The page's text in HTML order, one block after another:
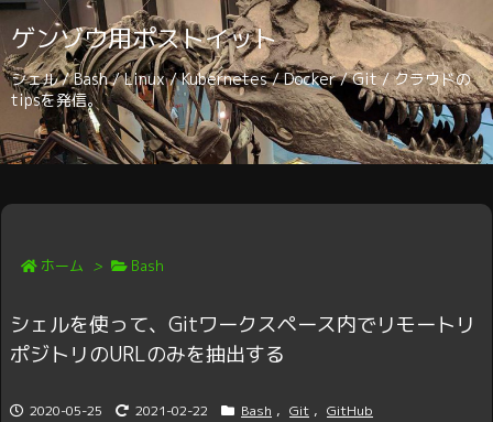
ゲンゾウ用ポストイット
シェル / Bash / Linux / Kubernetes / Docker / Git / クラウドの
tipsを発信。
ホーム > Bash
シェルを使って、Gitワークスペース内でリモートリ
ポジトリのURLのみを抽出する
2020-05-25 2021-02-22 Bash , Git , GitHub